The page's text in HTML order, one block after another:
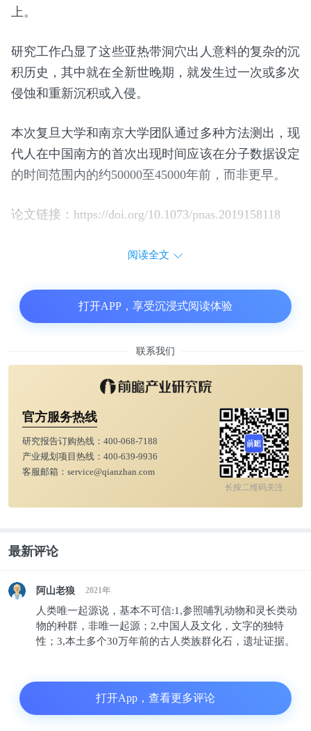
上。
研究工作凸显了这些亚热带洞穴出人意料的复杂的沉
积历史，其中就在全新世晚期，就发生过一次或多次
侵蚀和重新沉积或入侵。
本次复旦大学和南京大学团队通过多种方法测出，现
代人在中国南方的首次出现时间应该在分子数据设定
的时间范围内的约50000至45000年前，而非更早。
论文链接：https://doi.org/10.1073/pnas.2019158118
阅读全文
打开APP，享受沉浸式阅读体验
联系我们
官方服务热线
研究报告订购热线： 400-068-7188
产业规划项目热线： 400-639-9936
客服邮箱： service@qianzhan.com
长按二维码关注
最新评论
阿山老狼 2021年
人类唯一起源说，基本不可信:1,参照哺乳动物和灵长类动
物的种群，非唯一起源；2,中国人及文化，文字的独特
性；3,本土多个30万年前的古人类族群化石，遗址证据。
打开App，查看更多评论